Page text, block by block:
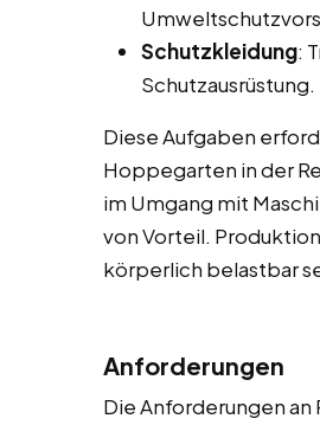
Schutzkleidung:
Schutzausrüstung.
Diese Aufgaben
Hoppegarten in der
im Umgang mit
von Vorteil.
körperlich belastbar
Anforderungen
Die Anforderungen